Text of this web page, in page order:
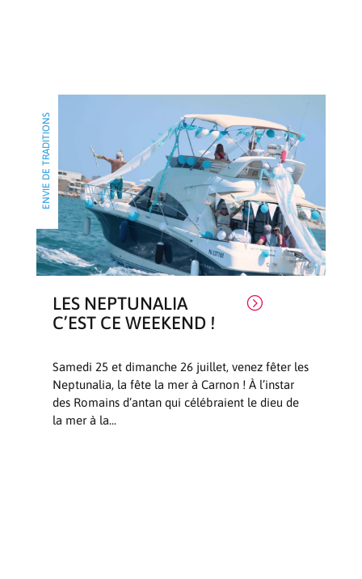
ENVIE DE TRADITIONS
LES NEPTUNALIA
C’EST CE WEEKEND !
=
Samedi 25 et dimanche 26 juillet, venez fêter les
Neptunalia, la fête la mer à Carnon ! À l’instar
des Romains d’antan qui célébraient le dieu de
la mer à la...